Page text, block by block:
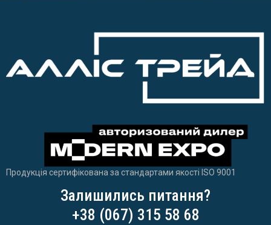
Продукція сертифікована за стандартами якості ISO 9001
Залишились питання?
+38 (067) 315 58 68